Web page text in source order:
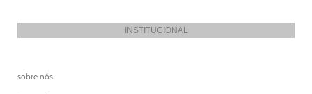
INSTITUCIONAL
sobre nós